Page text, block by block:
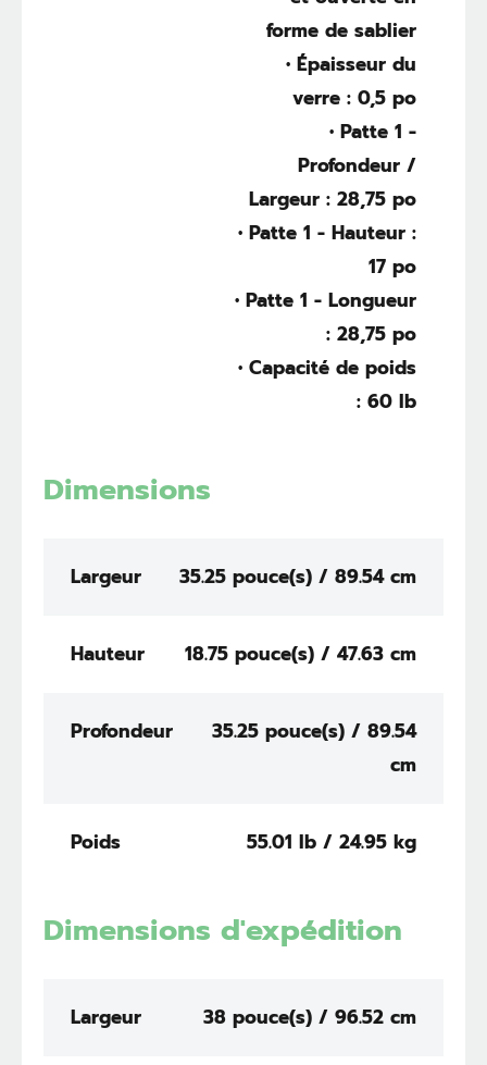
forme de sablier
• Épaisseur du
verre : 0,5 po
• Patte 1 -
Profondeur /
Largeur : 28,75 po
• Patte 1 - Hauteur :
17 po
• Patte 1 - Longueur
: 28,75 po
• Capacité de poids
: 60 lb
Dimensions
Largeur 35.25 pouce(s) / 89.54 cm
Hauteur 18.75 pouce(s) / 47.63 cm
Profondeur
35.25 pouce(s) / 89.54
cm
Poids 55.01 lb / 24.95 kg
Dimensions d'expédition
Largeur 38 pouce(s) / 96.52 cm